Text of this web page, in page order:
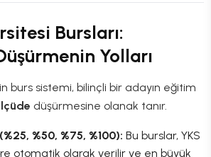
Bursları:
Yolları
burs sistemi, bilinçli bir adayın eğitim
düşürmesine olanak tanır.
%50, %75, %100): Bu burslar, YKS
otomatik olarak verilir ve en büyük